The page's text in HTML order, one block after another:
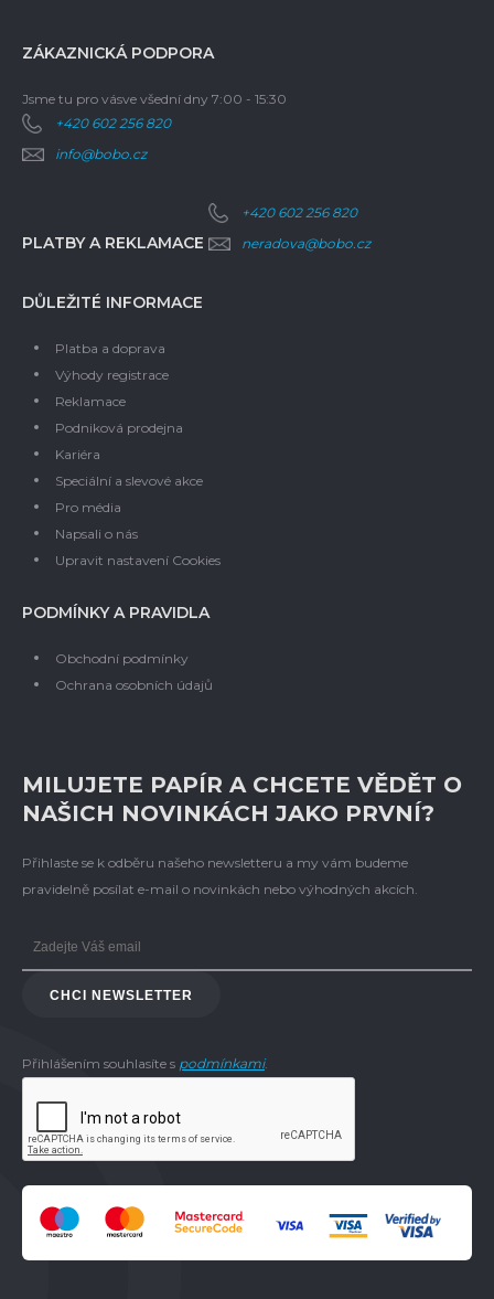
ZÁKAZNICKÁ PODPORA
Jsme tu pro vásve všední dny 7:00 - 15:30
+420 602 256 820
info@bobo.cz
PLATBY A REKLAMACE
+420 602 256 820
neradova@bobo.cz
DŮLEŽITÉ INFORMACE
Platba a doprava
Výhody registrace
Reklamace
Podniková prodejna
Kariéra
Speciální a slevové akce
Pro média
Napsali o nás
Upravit nastavení Cookies
PODMÍNKY A PRAVIDLA
Obchodní podmínky
Ochrana osobních údajů
MILUJETE PAPÍR A CHCETE VĚDĚT O
NAŠICH NOVINKÁCH JAKO PRVNÍ?
Přihlaste se k odběru našeho newsletteru a my vám budeme
pravidelně posílat e-mail o novinkách nebo výhodných akcích.
CHCI NEWSLETTER
Přihlášením souhlasíte s podmínkami.